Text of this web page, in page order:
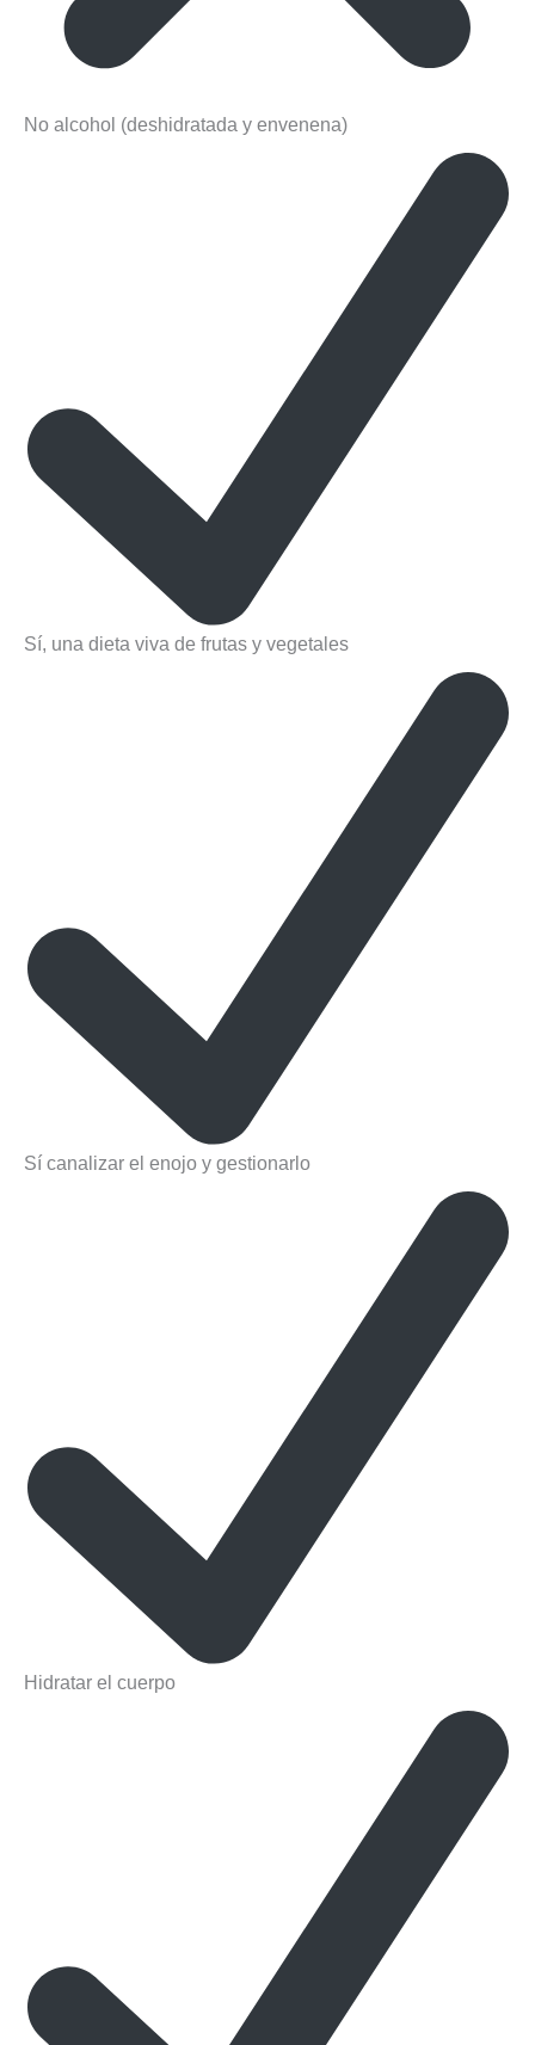
No alcohol (deshidratada y envenena)
Sí, una dieta viva de frutas y vegetales
Sí canalizar el enojo y gestionarlo
Hidratar el cuerpo